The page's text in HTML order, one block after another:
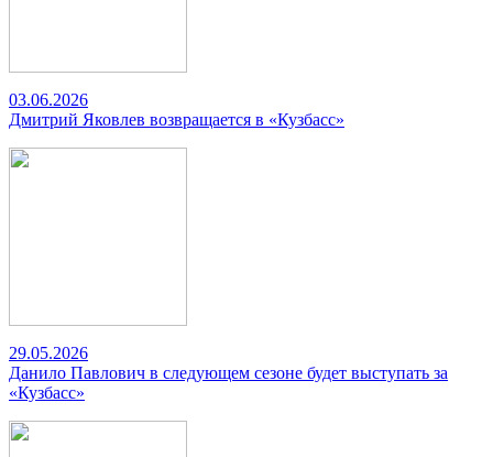
03.06.2026
Дмитрий Яковлев возвращается в «Кузбасс»
29.05.2026
Данило Павлович в следующем сезоне будет выступать за
«Кузбасс»